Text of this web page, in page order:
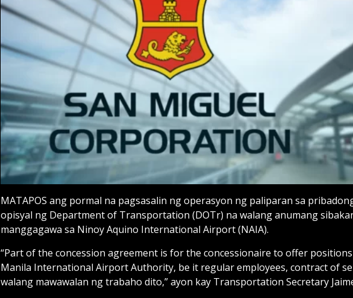
MATAPOS ang pormal na pagsasalin ng operasyon ng paliparan sa
opisyal ng Department of Transportation (DOTr) na walang anumang
manggagawa sa Ninoy Aquino International Airport (NAIA).
“Part of the concession agreement is for the concessionaire to offer
Manila International Airport Authority, be it regular employees, contract of
walang mawawalan ng trabaho dito,” ayon kay Transportation Secretary